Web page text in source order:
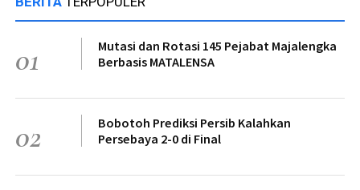
01
Mutasi dan Rotasi 145 Pejabat Majalengka
Berbasis MATALENSA
02
Bobotoh Prediksi Persib Kalahkan
Persebaya 2-0 di Final